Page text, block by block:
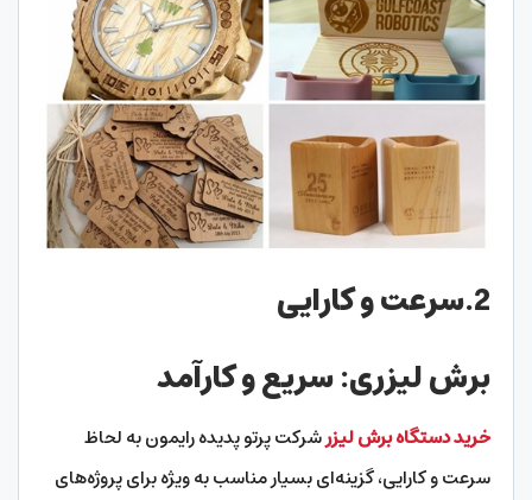
2.سرعت و کارایی
برش لیزری: سریع و کارآمد
خرید دستگاه برش لیزرشرکت پرتو پدیده رایمون به لحاظ
سرعت و کارایی، گزینه‌ای بسیار مناسب به ویژه برای پروژه‌های